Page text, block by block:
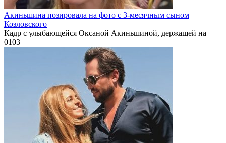
Акиньшина позировала на фото с 3-месячным сыном
Козловского
Кадр с улыбающейся Оксаной Акиньшиной, держащей на
0103